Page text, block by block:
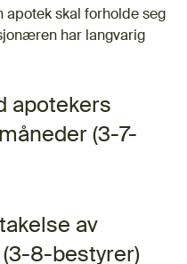
apotek skal forholde seg
har langvarig
apotekers
(3-7-
av
8-bestyrer)